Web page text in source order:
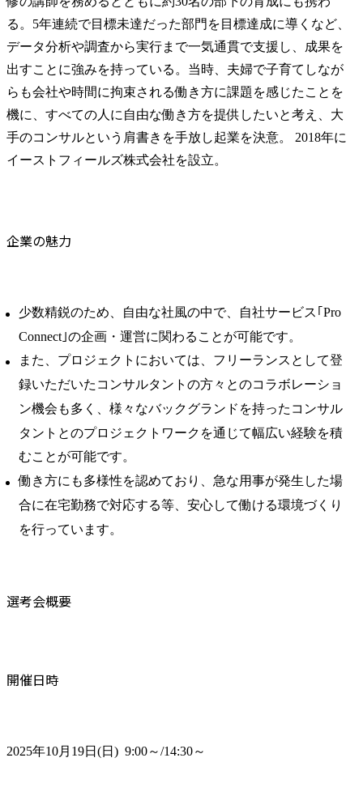
る。5年連続で目標未達だった部門を目標達成に導くなど、
データ分析や調査から実行まで一気通貫で支援し、成果を
出すことに強みを持っている。当時、夫婦で子育てしなが
らも会社や時間に拘束される働き方に課題を感じたことを
機に、すべての人に自由な働き方を提供したいと考え、大
手のコンサルという肩書きを手放し起業を決意。 2018年に
イーストフィールズ株式会社を設立。
企業の魅力
少数精鋭のため、自由な社風の中で、自社サービス｢Pro
Connect｣の企画・運営に関わることが可能です。
また、プロジェクトにおいては、フリーランスとして登
録いただいたコンサルタントの方々とのコラボレーショ
ン機会も多く、様々なバックグランドを持ったコンサル
タントとのプロジェクトワークを通じて幅広い経験を積
むことが可能です。
働き方にも多様性を認めており、急な用事が発生した場
合に在宅勤務で対応する等、安心して働ける環境づくり
を行っています。
選考会概要
開催日時
2025年10月19日(日)  9:00～/14:30～